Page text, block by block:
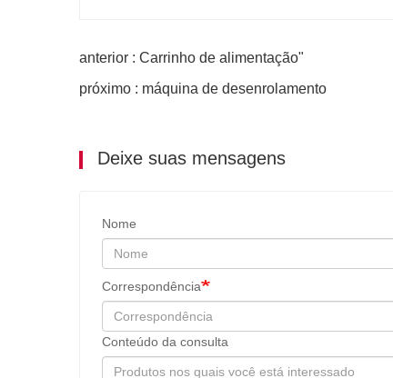
anterior : Carrinho de alimentação"
próximo : máquina de desenrolamento
Deixe suas mensagens
Nome
Correspondência
Conteúdo da consulta